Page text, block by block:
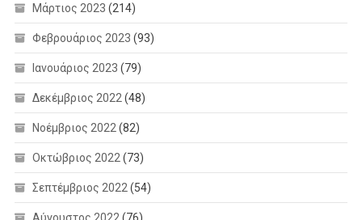
Μάρτιος 2023 (214)
Φεβρουάριος 2023 (93)
Ιανουάριος 2023 (79)
Δεκέμβριος 2022 (48)
Νοέμβριος 2022 (82)
Οκτώβριος 2022 (73)
Σεπτέμβριος 2022 (54)
Αύγουστος 2022 (76)